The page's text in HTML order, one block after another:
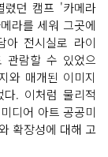
렸던 캠프 '카메라
라를 세워 그곳에
아 전시실로 라이
관람할 수 있었으
와 매개된 이미지
. 이처럼 물리적
디어 아트 공공미
확장성에 대해 고